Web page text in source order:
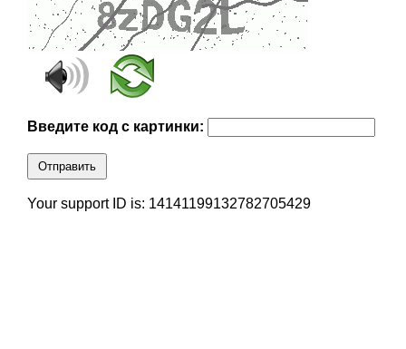
Введите код с картинки:
Отправить
Your support ID is: 14141199132782705429